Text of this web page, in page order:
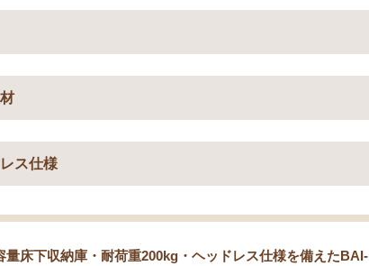
ス仕様
床下収納庫・耐荷重200kg・ヘッドレス仕様を備えたBAI-